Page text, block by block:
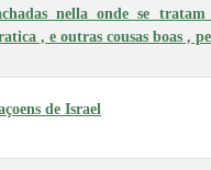
nella onde se tratam
, e outras cousas boas ,
de Israel